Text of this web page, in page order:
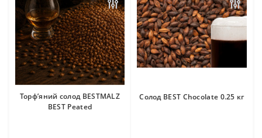
Торф’яний солод BESTMALZ
BEST Peated
Солод BEST Chocolate 0.25 кг